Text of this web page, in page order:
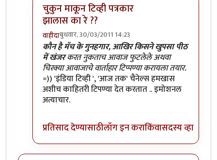
चुकुन माकून टिव्ही पत्रकार
झालास का रे ??
वाहीदाबुधवार, 30/03/2011 14:23
In reply to>>>>एवढा हाईप करुन ठेवलाbyप्यारे१
कौन है मॅच के गुनहगार, आखिर किसने खुपसा पीठ
में खंजरकरत नुकताच आवाज फुटलेले अथवा
चिरक्या आवाजाचे वार्ताहार टिप्पण्या करायला तयार.
=)) 'इंडिया टिव्ही ', 'आज तक' चैनेल्स हमखास
अशीच काहितरी टिपण्या देत करतात .. इमोशनल
अत्याचार.
प्रतिसाद देण्यासाठीलॉग इन कराकिंवासदस्य व्हा